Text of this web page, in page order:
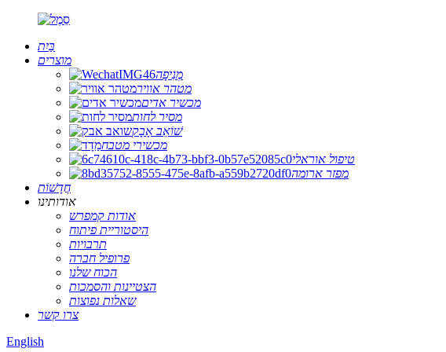
בַּיִת
מוצרים
מְנִיפָה
מטהר אוויר
מכשיר אדים
מסיר לחות
שׁוֹאֵב אָבָק
מכשירי מטבח
טיפול אוראלי
מפזר ארומה
חֲדָשׁוֹת
אודותינו
אודות קמפרש
היסטוריית פיתוח
תרבויות
פרופיל חברה
הכוח שלנו
הצטיינות והסמכות
שאלות נפוצות
צרו קשר
English